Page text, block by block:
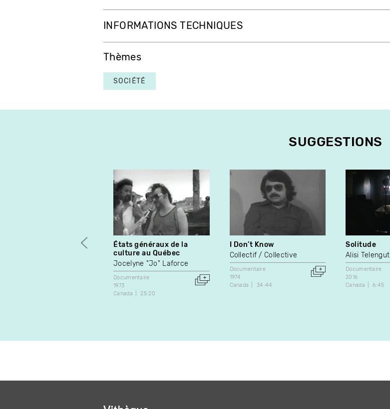
INFORMATIONS TECHNIQUES
Thèmes
SOCIÉTÉ
SUGGESTIONS
États généraux de la
culture au Québec
Jocelyne "Jo" Laforce
Documentaire
1973
Canada
25:20
I Don’t Know
Collectif / Collective
Documentaire
1974
Canada
34:44
Solitude
Alisi Telengut
Documentaire
2016
Canada
6:45